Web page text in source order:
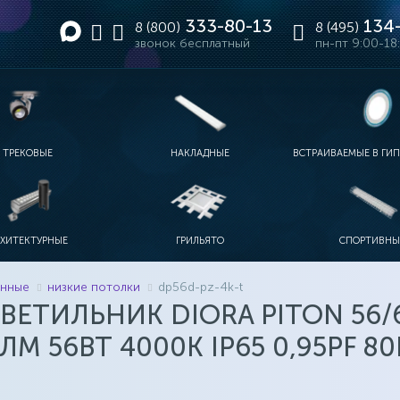
8 (800)333-80-13
звонок бесплатный
8 (495)
пн-пт 9:00-
ТРЕКОВЫЕ НАКЛАДНЫЕ ВСТРАИВАЕМЫЕ В
ГРИЛЬЯТО
низкие потолки dp56d-pz-4k-t
DIORA PITON 56/
56ВТ 4000K IP65 0,95PF